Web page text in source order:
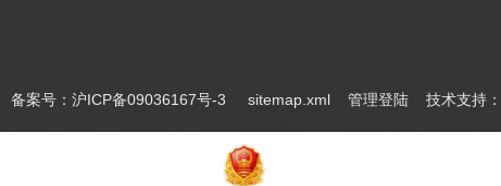
备案号：沪ICP备09036167号-3 sitemap.xml 管理登陆 技术支持：